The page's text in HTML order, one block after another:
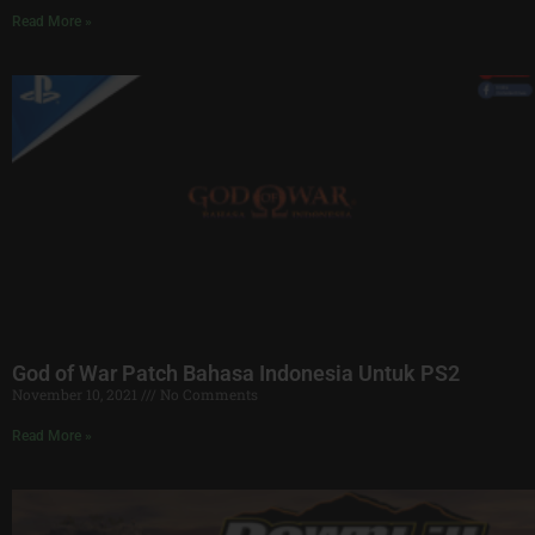
Read More »
God of War Patch Bahasa Indonesia Untuk PS2
November 10, 2021 No Comments
Read More »